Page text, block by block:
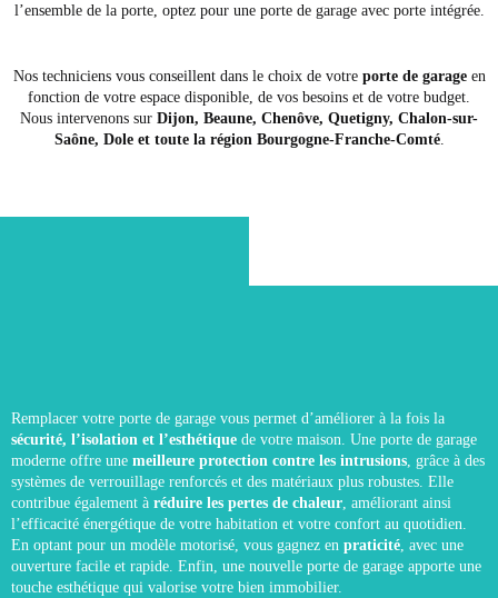
l’ensemble de la porte, optez pour une porte de garage avec porte intégrée.
Nos techniciens vous conseillent dans le choix de votre porte de garageen
fonction de votre espace disponible, de vos besoins et de votre budget.
Nous intervenons sur Dijon, Beaune, Chenôve, Quetigny, Chalon-sur-
Saône, Dole et toute la région Bourgogne-Franche-Comté.
Remplacer votre porte de garage vous permet d’améliorer à la fois la
sécurité, l’isolation et l’esthétique de votre maison. Une porte de garage
moderne offre une meilleure protection contre les intrusions, grâce à des
systèmes de verrouillage renforcés et des matériaux plus robustes. Elle
contribue également à réduire les pertes de chaleur, améliorant ainsi
l’efficacité énergétique de votre habitation et votre confort au quotidien.
En optant pour un modèle motorisé, vous gagnez en praticité, avec une
ouverture facile et rapide. Enfin, une nouvelle porte de garage apporte une
touche esthétique qui valorise votre bien immobilier.